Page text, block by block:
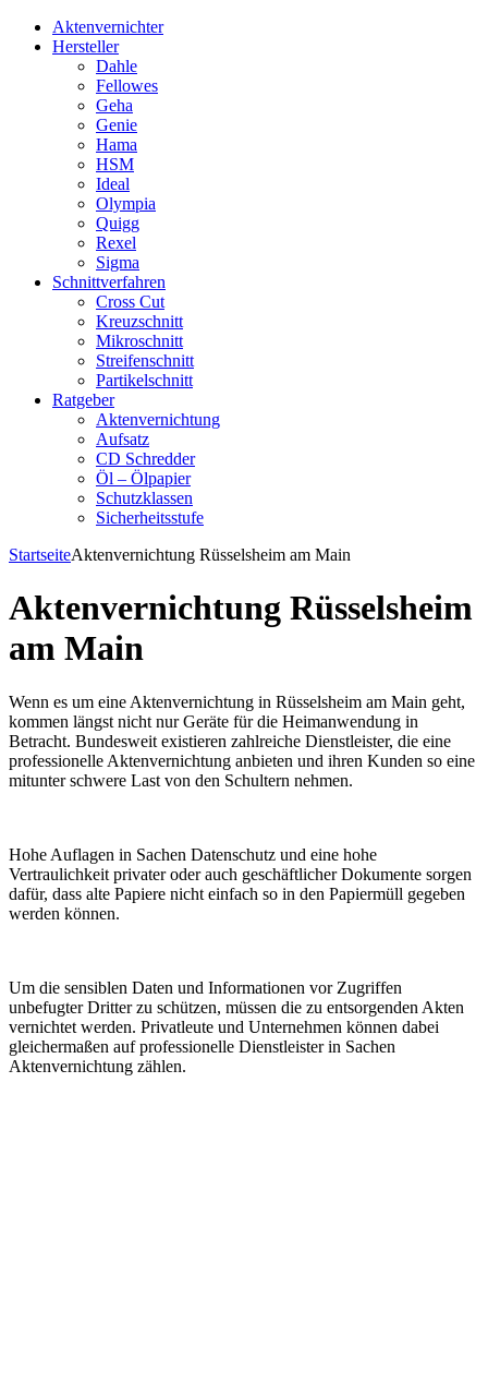
Aktenvernichter
Hersteller
Dahle
Fellowes
Geha
Genie
Hama
HSM
Ideal
Olympia
Quigg
Rexel
Sigma
Schnittverfahren
Cross Cut
Kreuzschnitt
Mikroschnitt
Streifenschnitt
Partikelschnitt
Ratgeber
Aktenvernichtung
Aufsatz
CD Schredder
Öl – Ölpapier
Schutzklassen
Sicherheitsstufe
StartseiteAktenvernichtung Rüsselsheim am Main
Aktenvernichtung Rüsselsheim
am Main
Wenn es um eine Aktenvernichtung in Rüsselsheim am Main geht,
kommen längst nicht nur Geräte für die Heimanwendung in
Betracht. Bundesweit existieren zahlreiche Dienstleister, die eine
professionelle Aktenvernichtung anbieten und ihren Kunden so eine
mitunter schwere Last von den Schultern nehmen.
Hohe Auflagen in Sachen Datenschutz und eine hohe
Vertraulichkeit privater oder auch geschäftlicher Dokumente sorgen
dafür, dass alte Papiere nicht einfach so in den Papiermüll gegeben
werden können.
Um die sensiblen Daten und Informationen vor Zugriffen
unbefugter Dritter zu schützen, müssen die zu entsorgenden Akten
vernichtet werden. Privatleute und Unternehmen können dabei
gleichermaßen auf professionelle Dienstleister in Sachen
Aktenvernichtung zählen.